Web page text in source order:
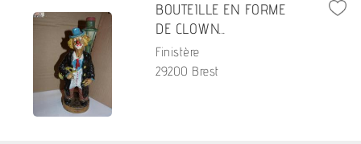
BOUTEILLE EN FORME
DE CLOWN...
Finistère
29200 Brest